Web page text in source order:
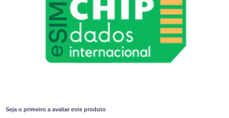
Seja o primeiro a avaliar este produto